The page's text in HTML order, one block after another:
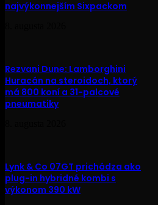
najvýkonnejším Sixpackom
Rezvani Dune: Lamborghini
Huracán na steroidoch, ktorý
má 800 koní a 31-palcové
pneumatiky
Lynk & Co 07GT prichádza ako
plug-in hybridné kombi s
výkonom 390 kW